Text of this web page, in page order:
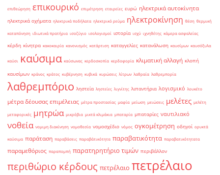
επιθεώρηση επικουρικό επιμέτρηση εταιρείες ευρώ ηλεκτρικά αυτοκίνητα
ηλεκτρικά οχήματα ηλεκτρικά ποδήλατα ηλεκτρικό ρεύμα ηλεκτροκίνηση θέση θερμική
καταπόνηση ιδιωτικά πρατήρια ισοζύγιο ισολογισμοί ιστορία ισχύ ιχνηθέτης κάμερα ασφαλείας
κέρδη κίνητρα κακοκαιρία κανονισμός κατάρτιση καταγγελίες κατανάλωση καυσίμων καυσόξυλα
καύσι καύσιμα καύσωνας κερδοσκοπία κερδοφορία κλιματική αλλαγή κλοπή
καυσίμων κράνος κράτος κυβέρνηση κυβικά κυρώσεις λίτρων λαθραία λαθρεμπορία
λαθρεμπόριο ληστεία ληστείες λιγνίτης λιπαντήρια λογισμικό λουκέτο
μέτρα δέουσας επιμέλειας μέτρα προστασίας μαφία μείωση μειώσεις μελέτες μελέτη
μεταφορικές μητρώα μικρόβια μικτά κλιμάκια μπαταρία μπαταρίες ναυτιλιακό
νοθεία νομιμη διακίνηση νομοθεσία νομοσχέδιο νόμος ογκομέτρηση οδηγοί ορυκτά
καύσιμα παράταση παραβάσεις παραβάτικότητα παραβατικότητα παραβατικότητατα
παραμεθόριος παραπομπή παρατηρητήριο τιμών περιβάλλον
περιθώριο κέρδους πετρέλαιο πετρέλαιο